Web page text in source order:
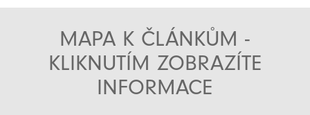
MAPA K ČLÁNKŮM -
KLIKNUTÍM ZOBRAZÍTE
INFORMACE